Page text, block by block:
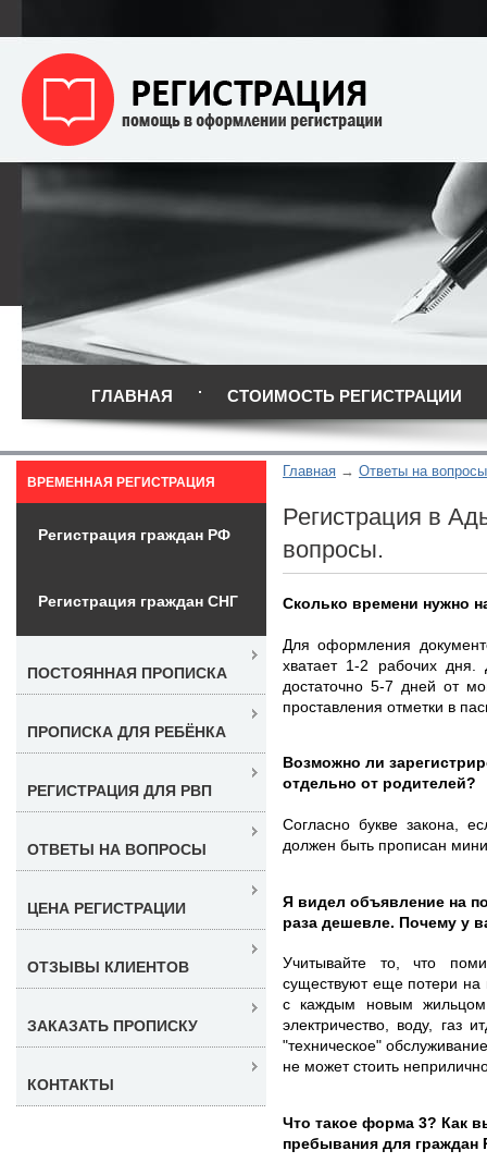
ГЛАВНАЯ СТОИМОСТЬ РЕГИСТРАЦИИ
Главная Ответы на
Регистрация в
вопросы.
Сколько времени нужно
Для оформления
хватает 1-2 рабочих
достаточно 5-7 дней от
проставления отметки в
Возможно ли
отдельно от родителей?
Согласно букве закона,
должен быть прописан
Я видел объявление на
раза дешевле. Почему у
Учитывайте то, что
существуют еще потери на
с каждым новым
электричество, воду, газ
"техническое"
не может стоить
Что такое форма 3? Как
пребывания для граждан
ВРЕМЕННАЯ РЕГИСТРАЦИЯ
Регистрация граждан РФ
Регистрация граждан СНГ
ПОСТОЯННАЯ ПРОПИСКА
ПРОПИСКА ДЛЯ РЕБЁНКА
РЕГИСТРАЦИЯ ДЛЯ РВП
ОТВЕТЫ НА ВОПРОСЫ
ЦЕНА РЕГИСТРАЦИИ
ОТЗЫВЫ КЛИЕНТОВ
ЗАКАЗАТЬ ПРОПИСКУ
КОНТАКТЫ